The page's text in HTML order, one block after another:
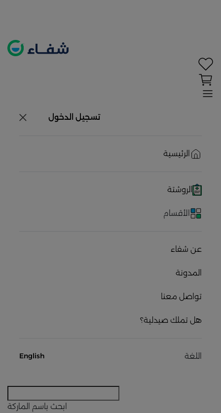
تسجيل الدخول
الرئيسية
الروشتة
الأقسام
عن شفاء
المدونة
تواصل معنا
هل تملك صيدلية؟
اللغة English
ابحث باسم الماركة